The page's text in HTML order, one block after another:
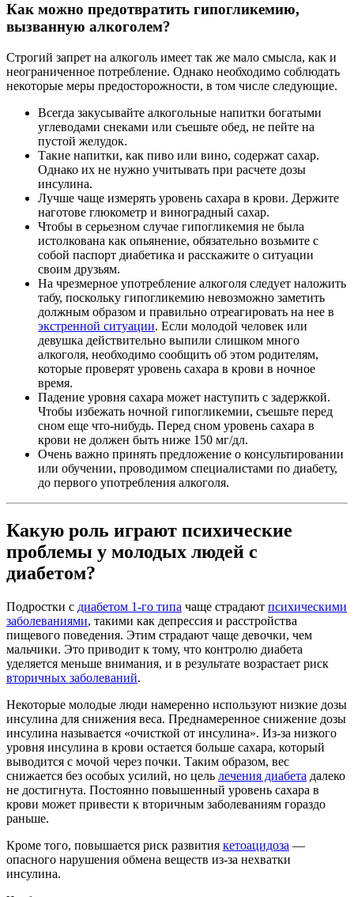
Как можно предотвратить гипогликемию,
вызванную алкоголем?
Строгий запрет на алкоголь имеет так же мало смысла, как и
неограниченное потребление. Однако необходимо соблюдать
некоторые меры предосторожности, в том числе следующие.
Всегда закусывайте алкогольные напитки богатыми
углеводами снеками или съешьте обед, не пейте на
пустой желудок.
Такие напитки, как пиво или вино, содержат сахар.
Однако их не нужно учитывать при расчете дозы
инсулина.
Лучше чаще измерять уровень сахара в крови. Держите
наготове глюкометр и виноградный сахар.
Чтобы в серьезном случае гипогликемия не была
истолкована как опьянение, обязательно возьмите с
собой паспорт диабетика и расскажите о ситуации
своим друзьям.
На чрезмерное употребление алкоголя следует наложить
табу, поскольку гипогликемию невозможно заметить
должным образом и правильно отреагировать на нее в
экстренной ситуации. Если молодой человек или
девушка действительно выпили слишком много
алкоголя, необходимо сообщить об этом родителям,
которые проверят уровень сахара в крови в ночное
время.
Падение уровня сахара может наступить с задержкой.
Чтобы избежать ночной гипогликемии, съешьте перед
сном еще что-нибудь. Перед сном уровень сахара в
крови не должен быть ниже 150 мг/дл.
Очень важно принять предложение о консультировании
или обучении, проводимом специалистами по диабету,
до первого употребления алкоголя.
Какую роль играют психические
проблемы у молодых людей с
диабетом?
Подростки с диабетом 1-го типа чаще страдают психическими
заболеваниями, такими как депрессия и расстройства
пищевого поведения. Этим страдают чаще девочки, чем
мальчики. Это приводит к тому, что контролю диабета
уделяется меньше внимания, и в результате возрастает риск
вторичных заболеваний.
Некоторые молодые люди намеренно используют низкие дозы
инсулина для снижения веса. Преднамеренное снижение дозы
инсулина называется «очисткой от инсулина». Из-за низкого
уровня инсулина в крови остается больше сахара, который
выводится с мочой через почки. Таким образом, вес
снижается без особых усилий, но цель лечения диабета далеко
не достигнута. Постоянно повышенный уровень сахара в
крови может привести к вторичным заболеваниям гораздо
раньше.
Кроме того, повышается риск развития кетоацидоза —
опасного нарушения обмена веществ из-за нехватки
инсулина.